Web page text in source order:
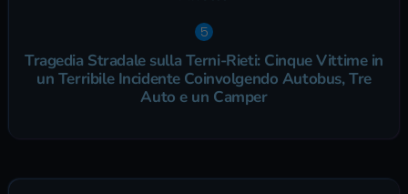
Tragedia Stradale sulla Terni-Rieti: Cinque Vittime in
un Terribile Incidente Coinvolgendo Autobus, Tre
Auto e un Camper